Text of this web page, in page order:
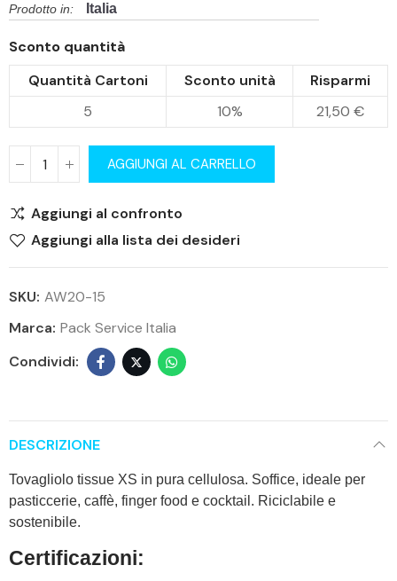
Prodotto in: Italia
Sconto quantità
Quantità Cartoni
Sconto unità
Risparmi
5
10% 21,50 €
AGGIUNGI AL CARRELLO
Aggiungi al confronto
Aggiungi alla lista dei desideri
SKU: AW20-15
Marca: Pack Service Italia
DESCRIZIONE
Tovagliolo tissue XS in pura cellulosa. Soffice, ideale per
pasticcerie, caffè, finger food e cocktail. Riciclabile e
sostenibile.
Certificazioni: